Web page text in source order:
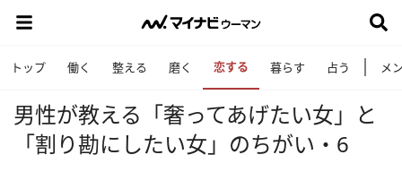
トップ 働く 整える 磨く 恋する 暮らす 占う メ
男性が教える「奢ってあげたい女」と
「割り勘にしたい女」のちがい・6